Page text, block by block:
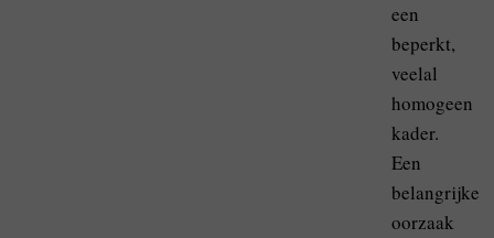
een
beperkt,
veelal
homogeen
kader.
Een
belangrijke
oorzaak